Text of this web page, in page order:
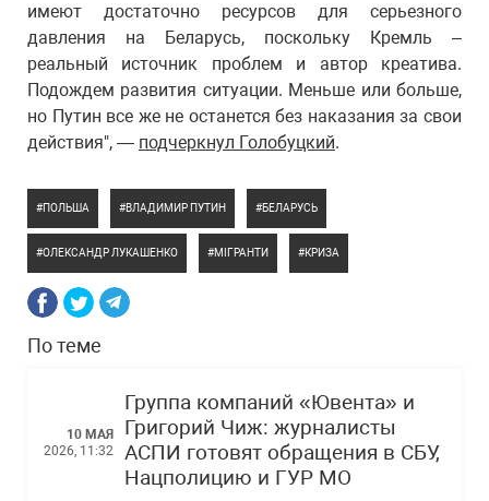
имеют достаточно ресурсов для серьезного
давления на Беларусь, поскольку Кремль –
реальный источник проблем и автор креатива.
Подождем развития ситуации. Меньше или больше,
но Путин все же не останется без наказания за свои
действия", — подчеркнул Голобуцкий.
ПОЛЬША ВЛАДИМИР ПУТИН БЕЛАРУСЬ
ОЛЕКСАНДР ЛУКАШЕНКО МІГРАНТИ КРИЗА
По теме
10 МАЯ
2026, 11:32
Группа компаний «Ювента» и
Григорий Чиж: журналисты
АСПИ готовят обращения в СБУ,
Нацполицию и ГУР МО